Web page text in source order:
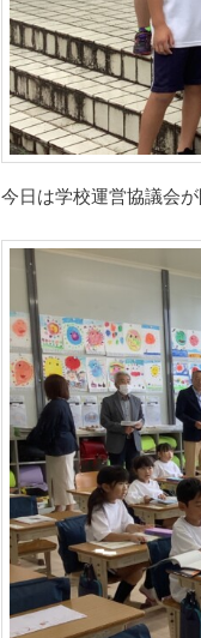
今日は学校運営協議会